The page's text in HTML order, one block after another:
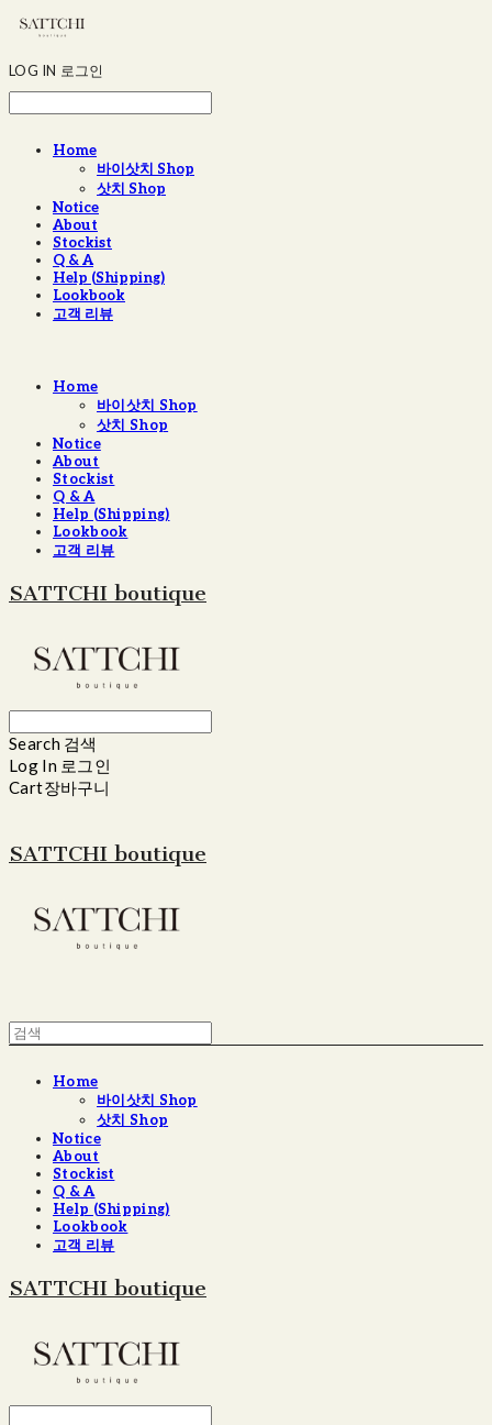
LOG IN 로그인
Home
바이삿치 Shop
삿치 Shop
Notice
About
Stockist
Q & A
Help (Shipping)
Lookbook
고객 리뷰
Home
바이삿치 Shop
삿치 Shop
Notice
About
Stockist
Q & A
Help (Shipping)
Lookbook
고객 리뷰
SATTCHI boutique
Search 검색
Log In 로그인
Cart장바구니
SATTCHI boutique
Home
바이삿치 Shop
삿치 Shop
Notice
About
Stockist
Q & A
Help (Shipping)
Lookbook
고객 리뷰
SATTCHI boutique